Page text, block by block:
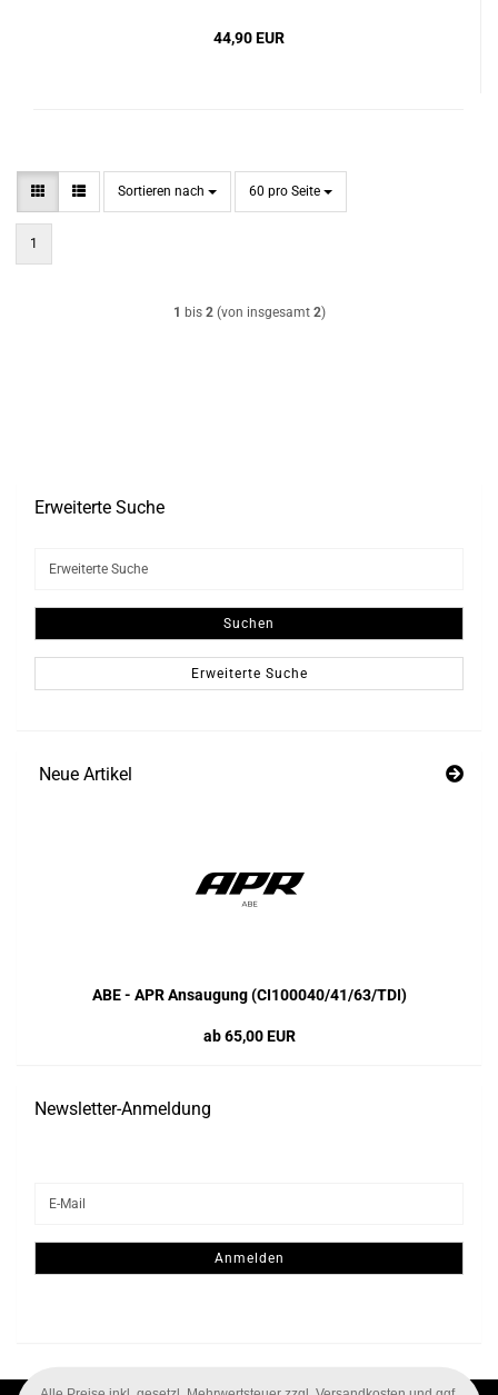
44,90 EUR
Sortieren nach
Sortieren nach 60 pro Seite
pro Seite
1
1 bis 2(von insgesamt 2)
Erweiterte Suche
Suche
Suchen
Erweiterte Suche
Neue Artikel
ABE - APR Ansaugung (CI100040/41/63/TDI)
ab 65,00 EUR
Newsletter-Anmeldung
ZUR
ANMELDUNG
E-
Anmelden